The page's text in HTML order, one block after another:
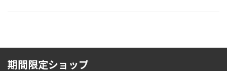
期間限定ショップ